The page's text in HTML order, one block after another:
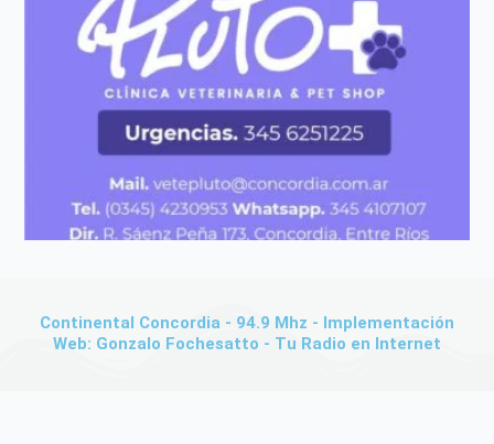
Continental Concordia - 94.9 Mhz - Implementación
Web: Gonzalo Fochesatto - Tu Radio en Internet